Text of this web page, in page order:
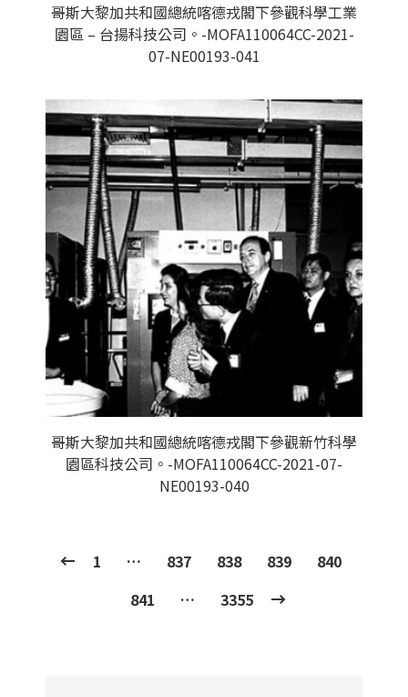
哥斯大黎加共和國總統喀德戎閣下參觀科學工業
園區 – 台揚科技公司。-MOFA110064CC-2021-
07-NE00193-041
哥斯大黎加共和國總統喀德戎閣下參觀新竹科學
園區科技公司。-MOFA110064CC-2021-07-
NE00193-040
1 … 837 838 839
840
841
… 3355